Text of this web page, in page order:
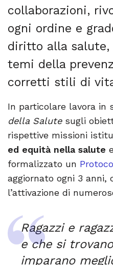
collaborazioni,
ogni ordine e
diritto alla salute,
temi della
corretti stili di
In particolare lavora in
della Salutesugli
rispettive missioni
ed equità nella salute
formalizzato un
aggiornato ogni 3 anni,
l’attivazione di
Ragazzi e
e che si
imparano